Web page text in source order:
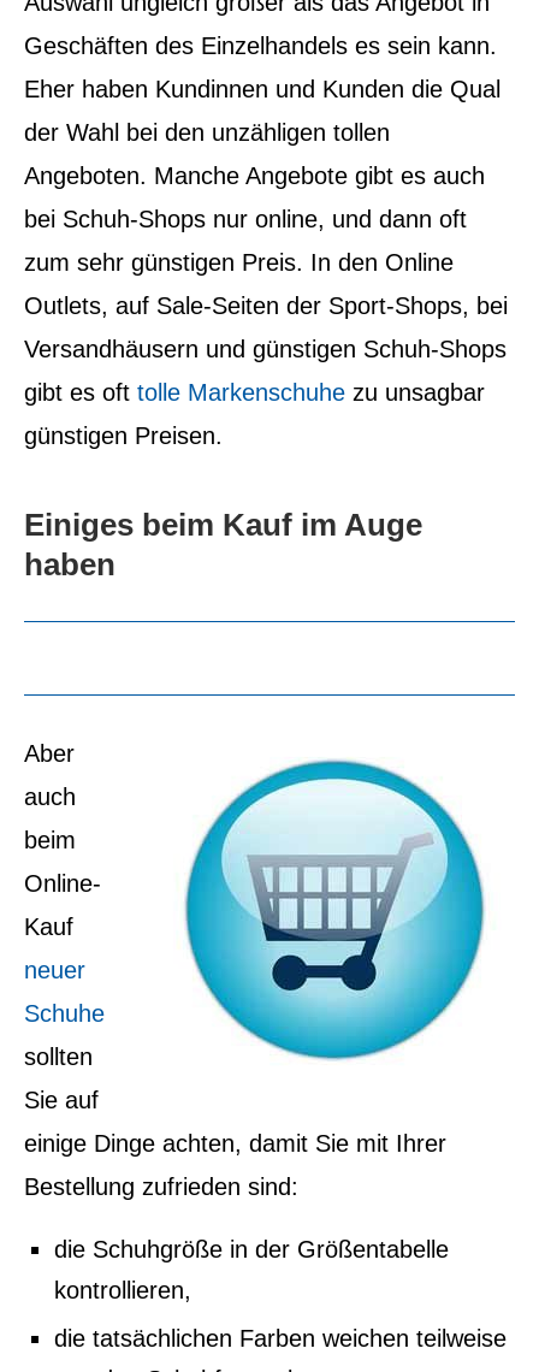
Geschäften des Einzelhandels es sein kann.
Eher haben Kundinnen und Kunden die Qual
der Wahl bei den unzähligen tollen
Angeboten. Manche Angebote gibt es auch
bei Schuh-Shops nur online, und dann oft
zum sehr günstigen Preis. In den Online
Outlets, auf Sale-Seiten der Sport-Shops, bei
Versandhäusern und günstigen Schuh-Shops
gibt es oft tolle Markenschuhe zu unsagbar
günstigen Preisen.
Einiges beim Kauf im Auge
haben
Aber
auch
beim
Online-
Kauf
neuer
Schuhe
sollten
Sie auf
einige Dinge achten, damit Sie mit Ihrer
Bestellung zufrieden sind:
die Schuhgröße in der Größentabelle
kontrollieren,
die tatsächlichen Farben weichen teilweise